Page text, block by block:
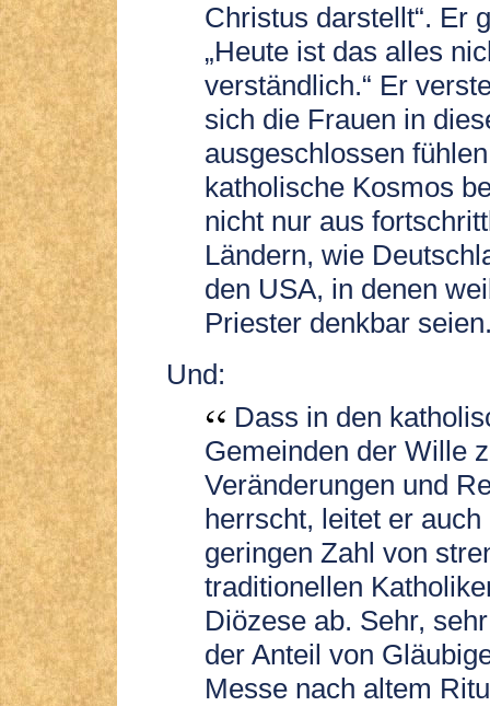
Christus darstellt“. Er
„Heute ist das alles
verständlich.“ Er
sich die Frauen in
ausgeschlossen
katholische Kosmos
nicht nur aus
Ländern, wie
den USA, in denen
Priester denkbar
Und:
Dass in den
Gemeinden der Wille
Veränderungen und
herrscht, leitet er auch
geringen Zahl von
traditionellen
Diözese ab. Sehr,
der Anteil von
Messe nach altem